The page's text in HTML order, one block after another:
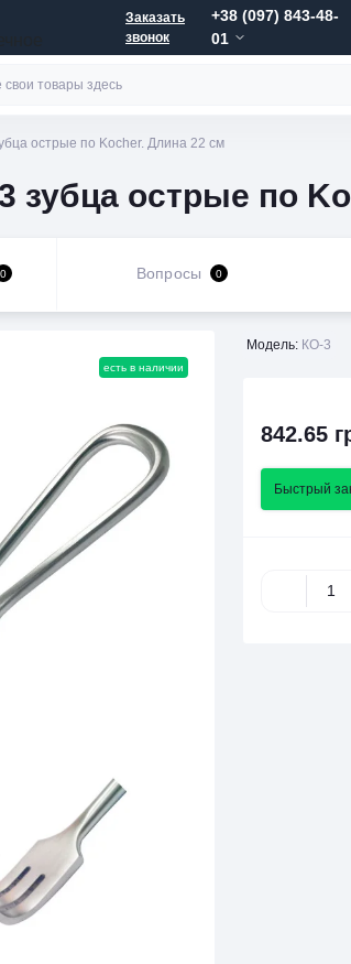
Заказать
звонок
+38 (097) 843-48-
01
острые по Kocher. Длина 22 см
зубца острые по
0 Вопросы 0
есть в наличии
Модель: КО-3
842.65
Быстрый